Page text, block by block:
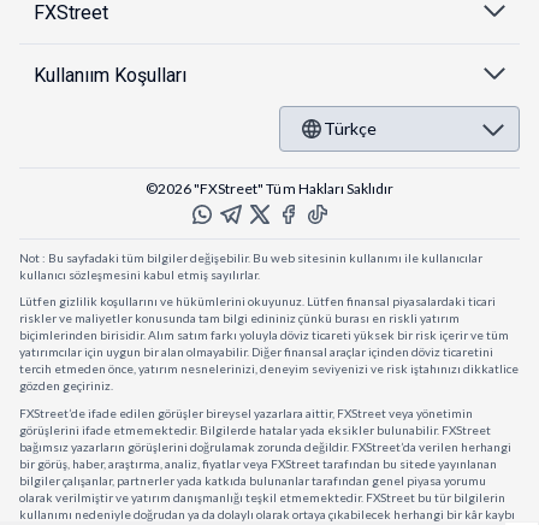
FXStreet
Kullanıım Koşulları
Türkçe
©2026 "FXStreet" Tüm Hakları Saklıdır
Not : Bu sayfadaki tüm bilgiler değişebilir. Bu web sitesinin kullanımı ile kullanıcılar
kullanıcı sözleşmesini kabul etmiş sayılırlar.
Lütfen gizlilik koşullarını ve hükümlerini okuyunuz. Lütfen finansal piyasalardaki ticari
riskler ve maliyetler konusunda tam bilgi edininiz çünkü burası en riskli yatırım
biçimlerinden birisidir. Alım satım farkı yoluyla döviz ticareti yüksek bir risk içerir ve tüm
yatırımcılar için uygun bir alan olmayabilir. Diğer finansal araçlar içinden döviz ticaretini
tercih etmeden önce, yatırım nesnelerinizi, deneyim seviyenizi ve risk iştahınızı dikkatlice
gözden geçiriniz.
FXStreet’de ifade edilen görüşler bireysel yazarlara aittir, FXStreet veya yönetimin
görüşlerini ifade etmemektedir. Bilgilerde hatalar yada eksikler bulunabilir. FXStreet
bağımsız yazarların görüşlerini doğrulamak zorunda değildir. FXStreet’da verilen herhangi
bir görüş, haber, araştırma, analiz, fiyatlar veya FXStreet tarafından bu sitede yayınlanan
bilgiler çalışanlar, partnerler yada katkıda bulunanlar tarafından genel piyasa yorumu
olarak verilmiştir ve yatırım danışmanlığı teşkil etmemektedir. FXStreet bu tür bilgilerin
kullanımı nedeniyle doğrudan ya da dolaylı olarak ortaya çıkabilecek herhangi bir kâr kaybı